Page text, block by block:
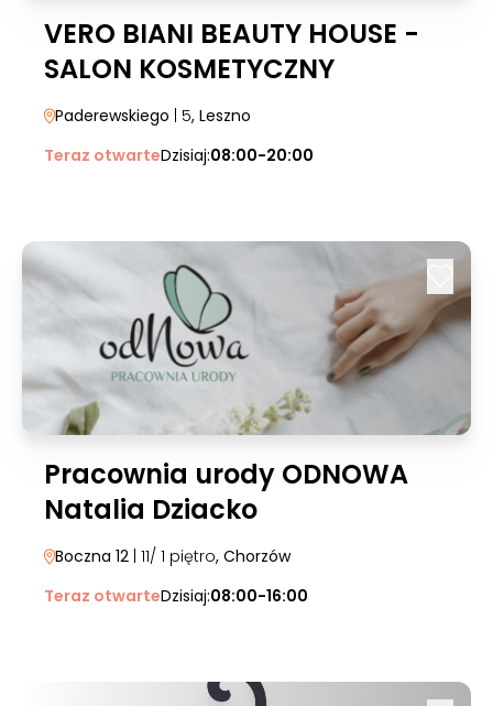
VERO BIANI BEAUTY HOUSE -
SALON KOSMETYCZNY
Paderewskiego | 5, Leszno
Teraz otwarteDzisiaj:08:00-20:00
Pracownia urody ODNOWA
Natalia Dziacko
Boczna 12 | 11/ 1 piętro, Chorzów
Teraz otwarteDzisiaj:08:00-16:00